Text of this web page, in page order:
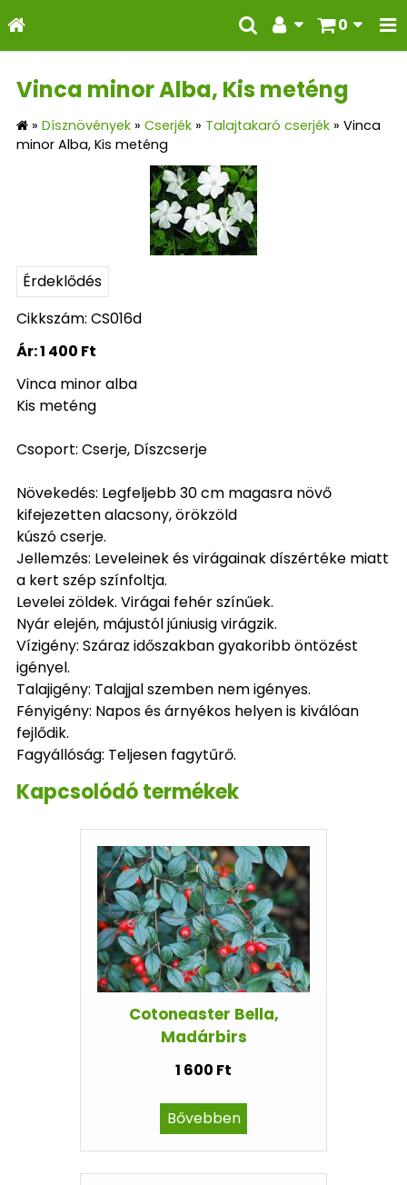
0
Vinca minor Alba, Kis meténg
» Dísznövények » Cserjék » Talajtakaró cserjék » Vinca
minor Alba, Kis meténg
Érdeklődés
Cikkszám: CS016d
Ár:1 400 Ft
Vinca minor alba
Kis meténg
Csoport: Cserje, Díszcserje
Növekedés: Legfeljebb 30 cm magasra növő
kifejezetten alacsony, örökzöld
kúszó cserje.
Jellemzés: Leveleinek és virágainak díszértéke miatt
a kert szép színfoltja.
Levelei zöldek. Virágai fehér színűek.
Nyár elején, májustól júniusig virágzik.
Vízigény: Száraz időszakban gyakoribb öntözést
igényel.
Talajigény: Talajjal szemben nem igényes.
Fényigény: Napos és árnyékos helyen is kiválóan
fejlődik.
Fagyállóság: Teljesen fagytűrő.
Kapcsolódó termékek
Cotoneaster Bella,
Madárbirs
1 600 Ft
Bővebben